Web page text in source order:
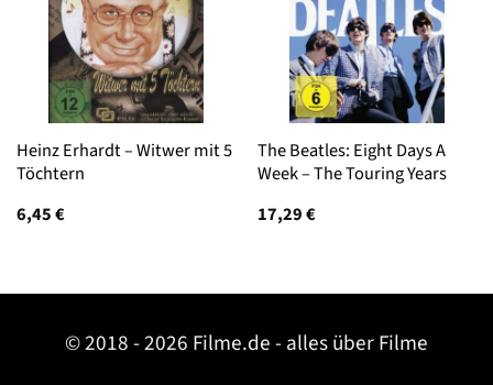
Heinz Erhardt – Witwer mit 5
Töchtern
6,45€
The Beatles: Eight Days A
Week – The Touring Years
17,29€
© 2018 - 2026 Filme.de - alles über Filme